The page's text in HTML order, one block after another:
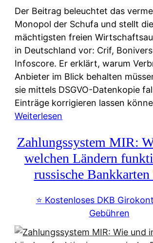
Der Beitrag beleuchtet das
Monopol der Schufa und stellt
mächtigsten freien
in Deutschland vor: Crif,
Infoscore. Er erklärt, warum
Anbieter im Blick behalten
sie mittels DSGVO-Datenkopie
Einträge korrigieren lassen
Weiterlesen
c
h
u
f
-
l
Zahlungssystem MIR:
welchen Ländern
russische
⭐️ Kostenloses DKB
Gebühren